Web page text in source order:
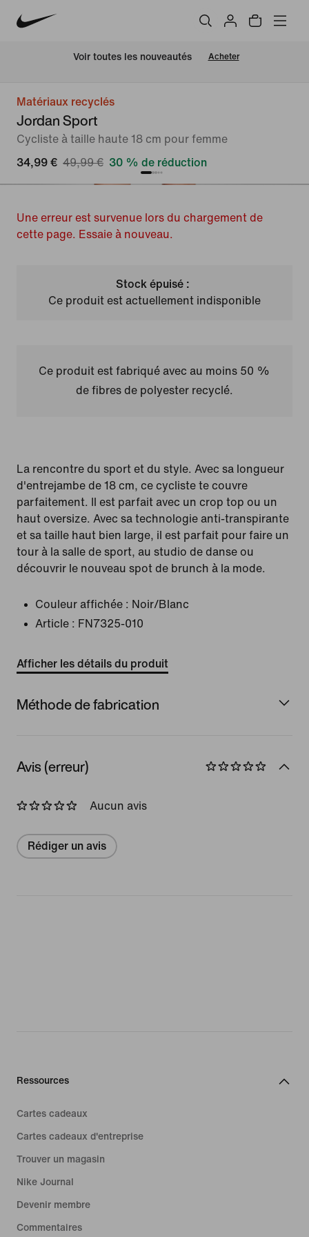
Voir toutes les nouveautés Acheter
Matériaux recyclés
Jordan Sport
Cycliste à taille haute 18 cm pour femme
34,99 € 49,99 € 30 % de réduction
Une erreur est survenue lors du chargement de
cette page. Essaie à nouveau.
Stock épuisé :
Ce produit est actuellement indisponible
Ce produit est fabriqué avec au moins 50 %
de fibres de polyester recyclé.
La rencontre du sport et du style. Avec sa longueur
d'entrejambe de 18 cm, ce cycliste te couvre
parfaitement. Il est parfait avec un crop top ou un
haut oversize. Avec sa technologie anti-transpirante
et sa taille haut bien large, il est parfait pour faire un
tour à la salle de sport, au studio de danse ou
découvrir le nouveau spot de brunch à la mode.
Couleur affichée : Noir/Blanc
Article : FN7325-010
Afficher les détails du produit
Méthode de fabrication
Avis (erreur)
Aucun avis
Rédiger un avis
Ressources
Cartes cadeaux
Cartes cadeaux d'entreprise
Trouver un magasin
Nike Journal
Devenir membre
Commentaires